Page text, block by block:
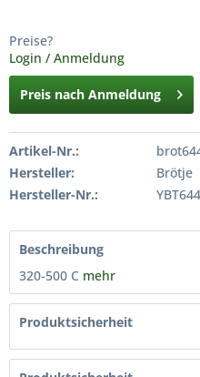
Preise?
Login / Anmeldung
Preis nach Anmeldung
Artikel-Nr.:
Hersteller:
Brötje
Hersteller-Nr.:
Beschreibung
320-500 C mehr
Produktsicherheit